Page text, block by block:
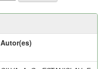
Autor(es)